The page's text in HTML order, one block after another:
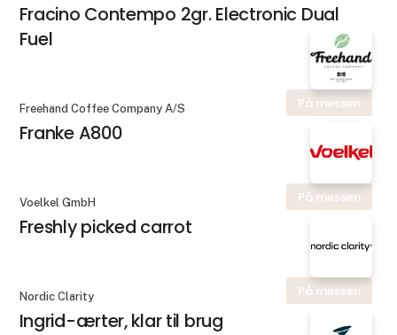
Fracino Contempo 2gr. Electronic Dual
Fuel
På messen
Freehand Coffee Company A/S
Franke A800
På messen
Voelkel GmbH
Freshly picked carrot
På messen
Nordic Clarity
Ingrid-ærter, klar til brug